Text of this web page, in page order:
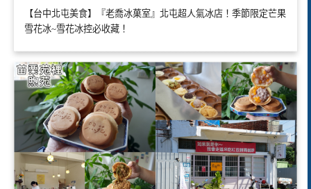
【台中北屯美食】『老喬冰菓室』北屯超人氣冰店！季節限定芒果
雪花冰~雪花冰控必收藏！